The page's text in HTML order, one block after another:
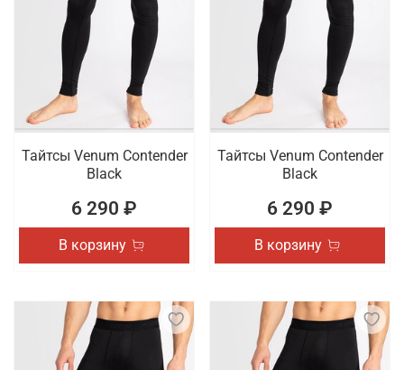
Тайтсы Venum Contender
Black
6 290 ₽
В корзину
Тайтсы Venum Contender
Black
6 290 ₽
В корзину